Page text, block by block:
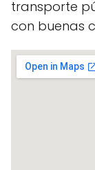
transporte
con buenas